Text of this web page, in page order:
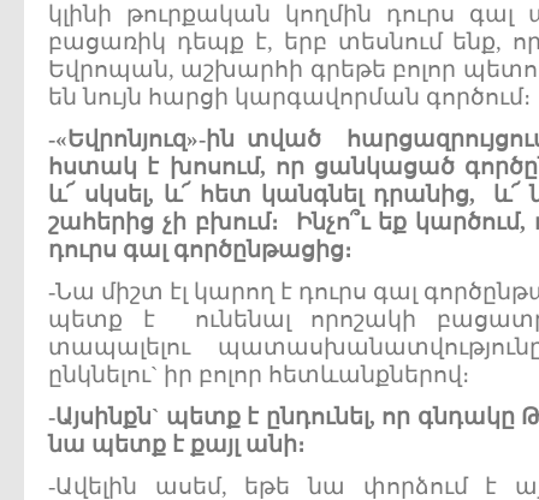
կլինի թուրքական կողմին դուրս գալ
բացառիկ դեպք է, երբ տեսնում ենք,
Եվրոպան, աշխարհի գրեթե բոլոր
են նույն հարցի կարգավորման գործում։
-«Եվրոնյուզ»-ին տված
հստակ
է խոսում, որ ցանկացած
և՜ սկսել, և՜ հետ կանգնել դրանից, և՜
շահերից չի բխում։ Ինչո՞ւ եք կարծում,
դուրս գալ գործընթացից։
-Նա միշտ էլ կարող է դուրս գալ
պետք է ունենալ որոշակի
տապալելու
ընկնելու` իր բոլոր հետևանքներով։
-Այսինքն` պետք է ընդունել, որ գնդակը
նա պետք է քայլ անի։
-Ավելին ասեմ, եթե նա փորձում է